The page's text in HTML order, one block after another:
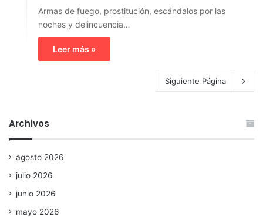
Armas de fuego, prostitución, escándalos por las
noches y delincuencia…
Leer más »
Siguiente Página
Archivos
agosto 2026
julio 2026
junio 2026
mayo 2026